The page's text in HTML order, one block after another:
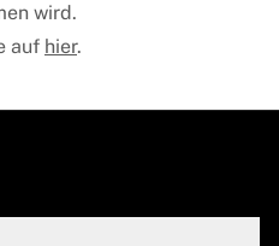
wird.
auf hier.